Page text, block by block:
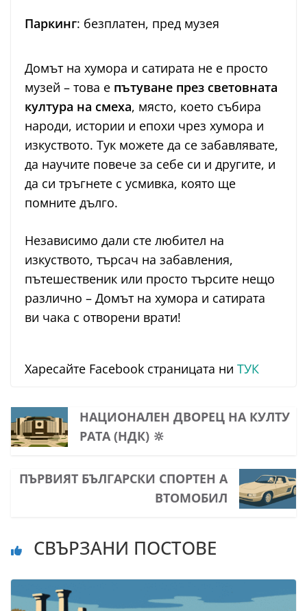
Паркинг: безплатен, пред музея
Домът на хумора и сатирата не е просто
музей – това е пътуване през световната
култура на смеха, място, което събира
народи, истории и епохи чрез хумора и
изкуството. Тук можете да се забавлявате,
да научите повече за себе си и другите, и
да си тръгнете с усмивка, която ще
помните дълго.
Независимо дали сте любител на
изкуството, търсач на забавления,
пътешественик или просто търсите нещо
различно – Домът на хумора и сатирата
ви чака с отворени врати!
Харесайте Facebook страницата ни ТУК
НАЦИОНАЛЕН ДВОРЕЦ НА КУЛТУ
РАТА (НДК) 🔆
ПЪРВИЯТ БЪЛГАРСКИ СПОРТЕН А
ВТОМОБИЛ
СВЪРЗАНИ ПОСТОВЕ